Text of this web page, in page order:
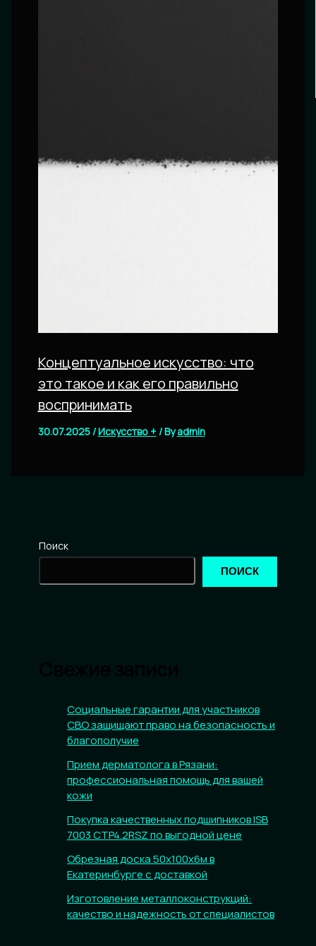
Концептуальное искусство: что
это такое и как его правильно
воспринимать
30.07.2025/Искусство +/ Byadmin
Поиск
ПОИСК
Социальные гарантии для участников
СВО защищают право на безопасность и
благополучие
Прием дерматолога в Рязани:
профессиональная помощь для вашей
кожи
Покупка качественных подшипников ISB
7003 CTP4.2RSZ по выгодной цене
Обрезная доска 50х100х6м в
Екатеринбурге с доставкой
Изготовление металлоконструкций:
качество и надежность от специалистов